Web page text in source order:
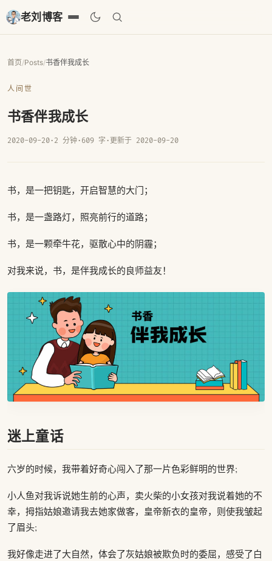
老刘博客
首页/Posts/书香伴我成长
人间世
书香伴我成长
2020-09-20· 2 分钟· 609 字 · 更新于 2020-09-20
书，是一把钥匙，开启智慧的大门；
书，是一盏路灯，照亮前行的道路；
书，是一颗牵牛花，驱散心中的阴霾；
对我来说，书，是伴我成长的良师益友！
迷上童话
六岁的时候，我带着好奇心闯入了那一片色彩鲜明的世界;
小人鱼对我诉说她生前的心声，卖火柴的小女孩对我说着她的不
幸，拇指姑娘邀请我去她家做客，皇帝新衣的皇帝，则使我皱起
了眉头;
我好像走进了大自然，体会了灰姑娘被欺负时的委屈，感受了白